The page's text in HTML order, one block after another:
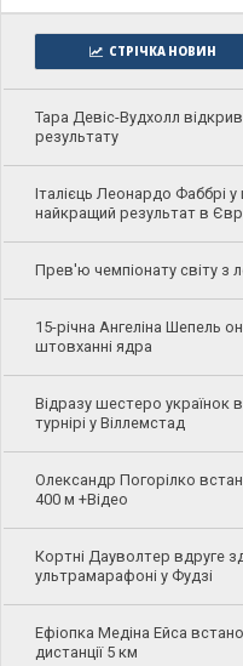
СТРІЧКА НОВИН
Тара Девіс-Вудхолл
результату
Італієць Леонардо Фаббрі
найкращий результат в
Прев'ю чемпіонату світу з
15-річна Ангеліна Шепель
штовханні ядра
Відразу шестеро українок
турнірі у Віллемстад
Олександр Погорілко
400 м +Відео
Кортні Дауволтер вдруге
ультрамарафоні у Фудзі
Ефіопка Медіна Ейса
дистанції 5 км